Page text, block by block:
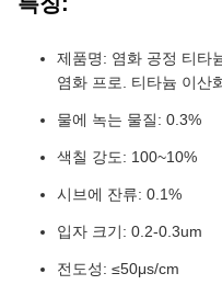
제품명: 염화 공정 티타
염화 프로. 티타늄 이산
물에 녹는 물질: 0.3%
색칠 강도: 100~10%
시브에 잔류: 0.1%
입자 크기: 0.2-0.3um
전도성: ≤50μs/cm